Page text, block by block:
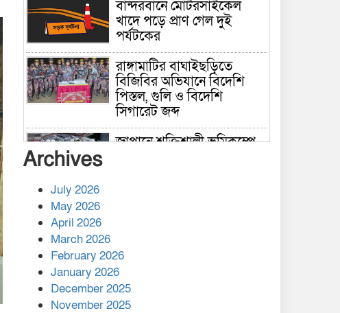
বান্দরবানে মোটরসাইকেল
খাদে পড়ে প্রাণ গেল দুই
পর্যটকের
রাঙ্গামাটির বাঘাইছড়িতে
বিজিবির অভিযানে বিদেশি
পিস্তল, গুলি ও বিদেশি
সিগারেট জব্দ
জাপানে শক্তিশালী ভূমিকম্পে
কাপ্তাই প্রেস ক্লাবের সভাপতি
মাহফুজ, সম্পাদক রিপন মারমা
নির্বাচিত
Archives
July 2026
May 2026
April 2026
March 2026
February 2026
January 2026
December 2025
November 2025